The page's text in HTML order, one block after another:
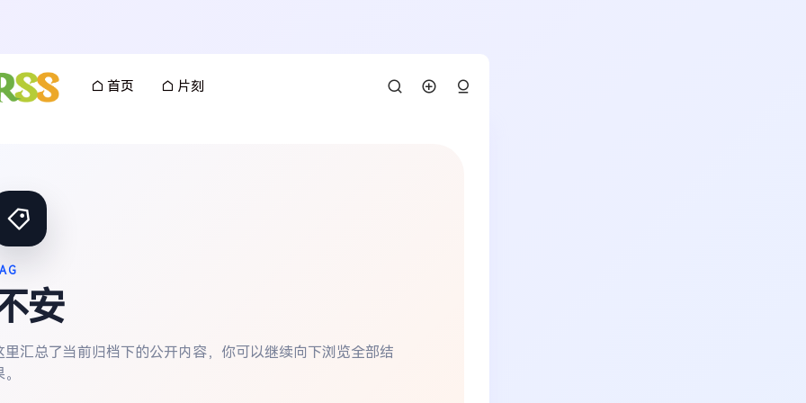
首页 片刻
安
里汇总了当前归档下的公开内容，你可以继续向下浏览全部结